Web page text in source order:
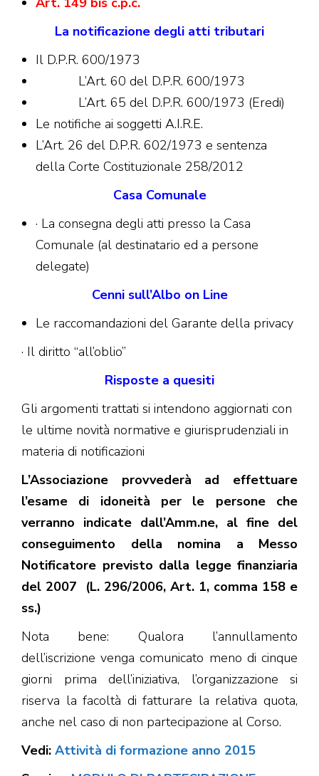
La notificazione degli atti tributari
Il D.P.R. 600/1973
L’Art. 60 del D.P.R. 600/1973
L’Art. 65 del D.P.R. 600/1973 (Eredi)
Le notifiche ai soggetti A.I.R.E.
L’Art. 26 del D.P.R. 602/1973 e sentenza
della Corte Costituzionale 258/2012
Casa Comunale
· La consegna degli atti presso la Casa
Comunale (al destinatario ed a persone
delegate)
Cenni sull’Albo on Line
Le raccomandazioni del Garante della privacy
· Il diritto “all’oblio”
Risposte a quesiti
Gli argomenti trattati si intendono aggiornati con
le ultime novità normative e giurisprudenziali in
materia di notificazioni
L’Associazione provvederà ad effettuare
l’esame di idoneità per le persone che
verranno indicate dall’Amm.ne, al fine del
conseguimento della nomina a Messo
Notificatore previsto dalla legge finanziaria
del 2007 (L. 296/2006, Art. 1, comma 158 e
ss.)
Nota bene: Qualora l’annullamento
dell’iscrizione venga comunicato meno di cinque
giorni prima dell’iniziativa, l’organizzazione si
riserva la facoltà di fatturare la relativa quota,
anche nel caso di non partecipazione al Corso.
Vedi: Attività di formazione anno 2015